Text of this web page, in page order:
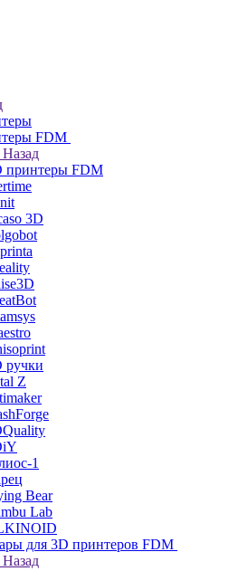
FDM
Назад
принтеры FDM
3D
ручки
Z
1
Bear
Lab
для 3D принтеров FDM
Назад